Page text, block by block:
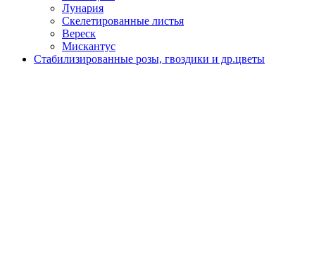
Лунария
Скелетированные листья
Вереск
Мискантус
Стабилизированные розы, гвоздики и др.цветы